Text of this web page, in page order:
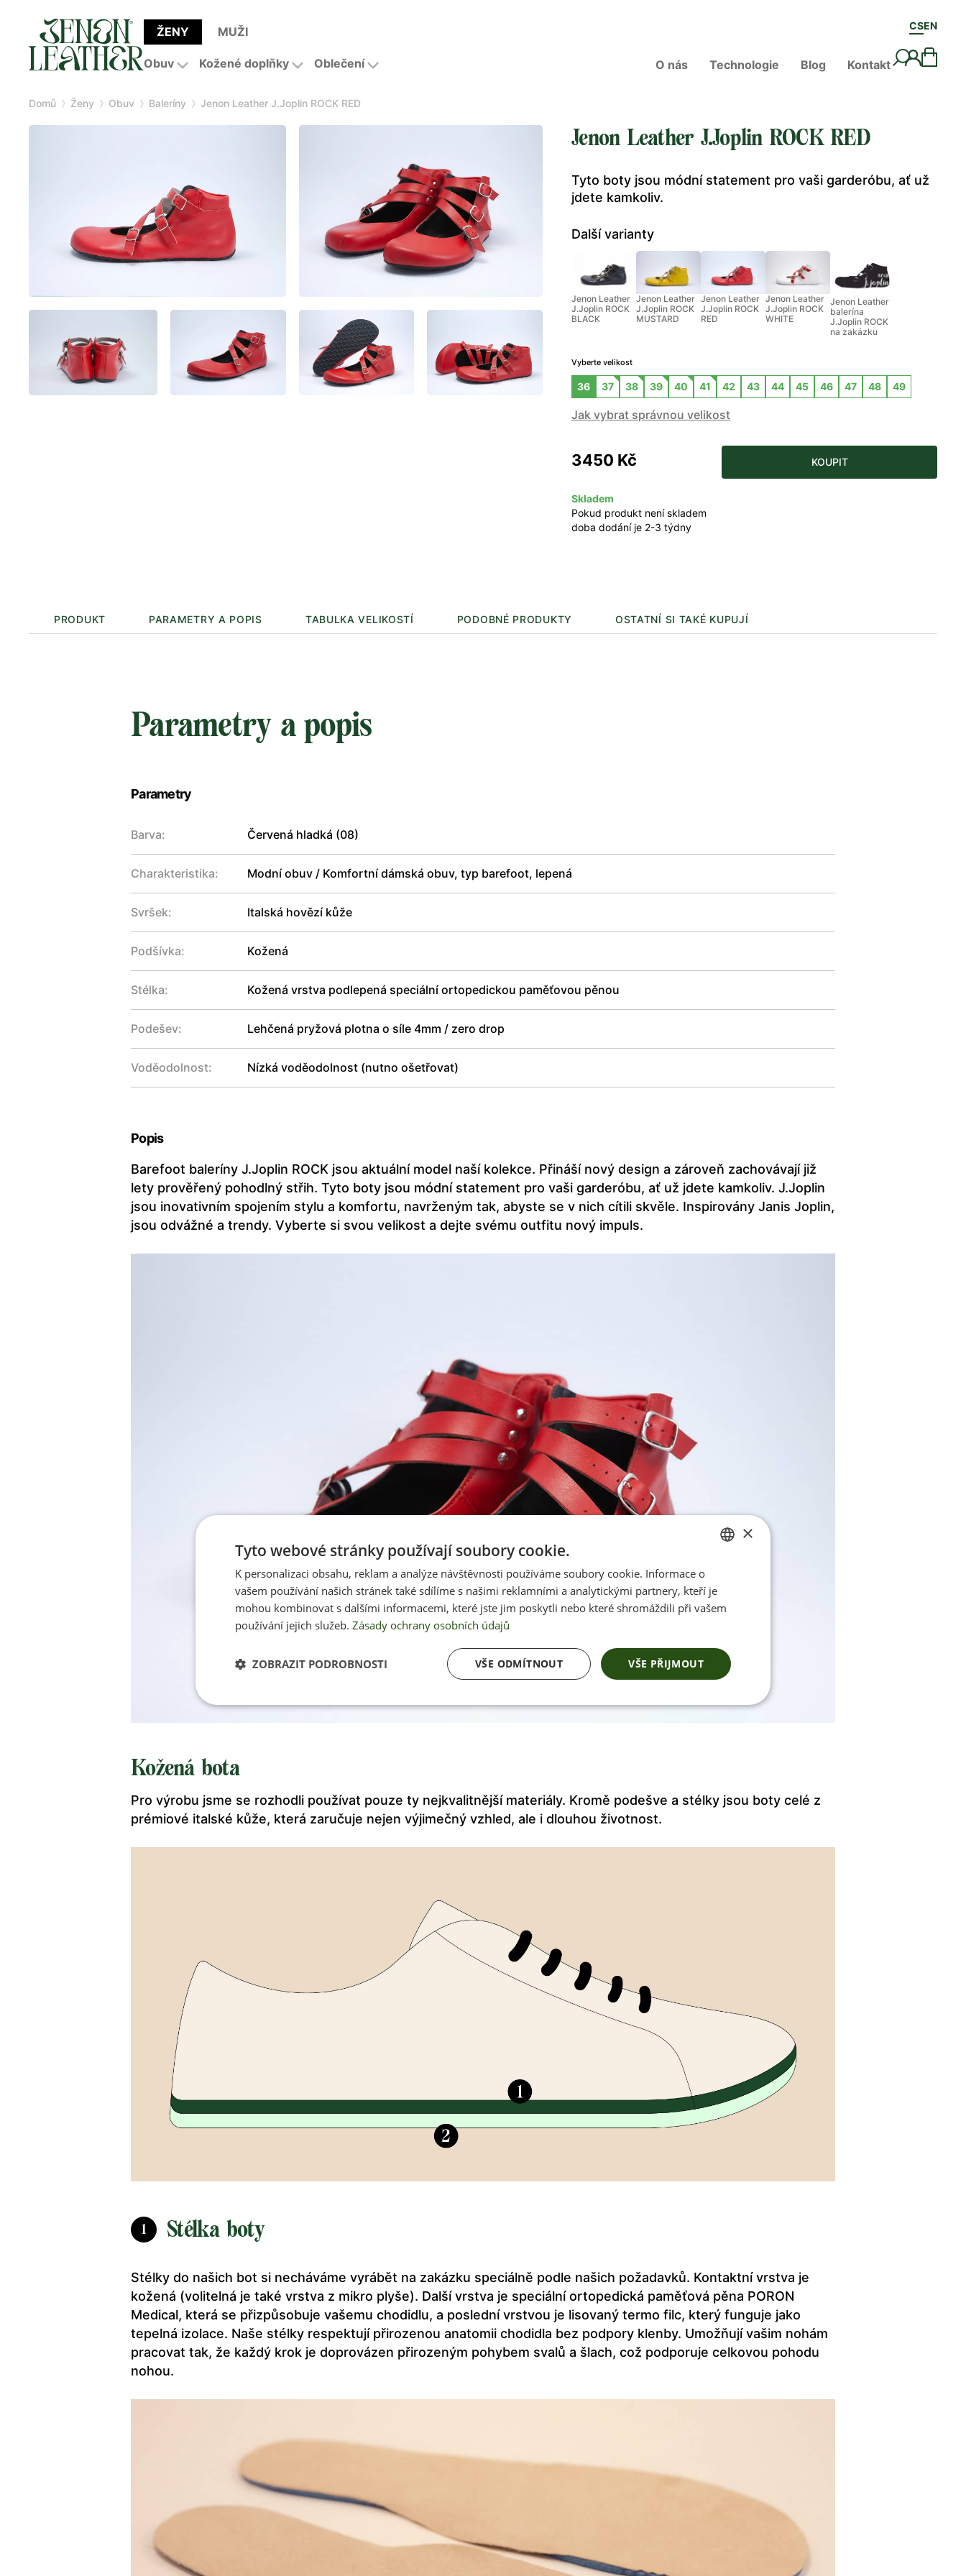
ŽENY
Obuv Kožené doplňky Oblečení
MUŽI
O nás Technologie Blog Kontakt
CSEN
Domů Ženy Obuv Baleríny Jenon Leather J.Joplin ROCK RED
Jenon Leather J.Joplin ROCK RED
Tyto boty jsou módní statement pro vaši garderóbu, ať už
jdete kamkoliv.
Další varianty
Jenon Leather
J.Joplin ROCK
BLACK
Jenon Leather
J.Joplin ROCK
MUSTARD
Jenon Leather
J.Joplin ROCK
RED
Jenon Leather
J.Joplin ROCK
WHITE
Jenon Leather
balerína
J.Joplin ROCK
na zakázku
Vyberte velikost
36 37 38 39 40 41 42 43 44 45 46 47 48 49
Jak vybrat správnou velikost
3450 Kč KOUPIT
Skladem
Pokud produkt není skladem
doba dodání je 2-3 týdny
PRODUKT PARAMETRY A POPIS TABULKA VELIKOSTÍ PODOBNÉ PRODUKTY OSTATNÍ SI TAKÉ KUPUJÍ
Parametry a popis
Parametry
Barva: Červená hladká (08)
Charakteristika: Modní obuv / Komfortní dámská obuv, typ barefoot, lepená
Svršek: Italská hovězí kůže
Podšívka: Kožená
Stélka: Kožená vrstva podlepená speciální ortopedickou paměťovou pěnou
Podešev: Lehčená pryžová plotna o síle 4mm / zero drop
Voděodolnost: Nízká voděodolnost (nutno ošetřovat)
Popis
Barefoot baleríny J.Joplin ROCK jsou aktuální model naší kolekce. Přináší nový design a zároveň zachovávají již
lety prověřený pohodlný střih. Tyto boty jsou módní statement pro vaši garderóbu, ať už jdete kamkoliv. J.Joplin
jsou inovativním spojením stylu a komfortu, navrženým tak, abyste se v nich cítili skvěle. Inspirovány Janis Joplin,
jsou odvážné a trendy. Vyberte si svou velikost a dejte svému outfitu nový impuls.
Kožená bota
Pro výrobu jsme se rozhodli používat pouze ty nejkvalitnější materiály. Kromě podešve a stélky jsou boty celé z
prémiové italské kůže, která zaručuje nejen výjimečný vzhled, ale i dlouhou životnost.
1 Stélka boty
Stélky do našich bot si necháváme vyrábět na zakázku speciálně podle našich požadavků. Kontaktní vrstva je
kožená (volitelná je také vrstva z mikro plyše). Další vrstva je speciální ortopedická paměťová pěna PORON
Medical, která se přizpůsobuje vašemu chodidlu, a poslední vrstvou je lisovaný termo filc, který funguje jako
tepelná izolace. Naše stélky respektují přirozenou anatomii chodidla bez podpory klenby. Umožňují vašim nohám
pracovat tak, že každý krok je doprovázen přirozeným pohybem svalů a šlach, což podporuje celkovou pohodu
nohou.
ENGLISH
×
Tyto webové stránky používají soubory cookie.
K personalizaci obsahu, reklam a analýze návštěvnosti používáme soubory cookie. Informace o
vašem používání našich stránek také sdílíme s našimi reklamními a analytickými partnery, kteří je
mohou kombinovat s dalšími informacemi, které jste jim poskytli nebo které shromáždili při vašem
používání jejich služeb. Zásady ochrany osobních údajů
VŠE PŘIJMOUT
VŠE ODMÍTNOUT
ZOBRAZIT PODROBNOSTI